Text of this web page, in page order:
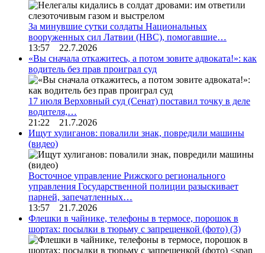
За минувшие сутки солдаты Национальных
вооруженных сил Латвии (НВС), помогавшие…
13:57 22.7.2026
«Вы сначала откажитесь, а потом зовите адвоката!»: как
водитель без прав проиграл суд
17 июля Верховный суд (Сенат) поставил точку в деле
водителя,…
21:22 21.7.2026
Ищут хулиганов: повалили знак, повредили машины
(видео)
Восточное управление Рижского регионального
управления Государственной полиции разыскивает
парней, запечатленных…
13:57 21.7.2026
Флешки в чайнике, телефоны в термосе, порошок в
шортах: посылки в тюрьму с запрещенкой (фото) (3)